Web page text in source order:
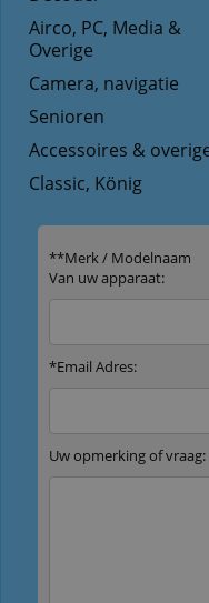
Airco, PC, Media &
Overige
Camera, navigatie
Senioren
Accessoires &
Classic, König